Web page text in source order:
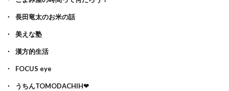
長田竜太のお米の話
美えな塾
漢方的生活
FOCUS eye
うちんTOMODACHIH❤